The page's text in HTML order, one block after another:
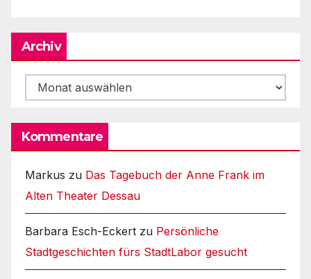
Archiv
Archiv
Kommentare
Markus zu Das Tagebuch der Anne Frank im
Alten Theater Dessau
Barbara Esch-Eckert zu Persönliche
Stadtgeschichten fürs StadtLabor gesucht